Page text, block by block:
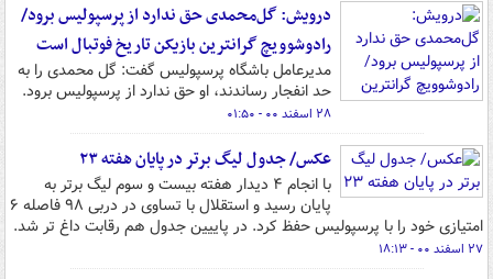
درویش: گل‌محمدی حق ندارد از پرسپولیس برود/
رادوشوویچ گرانترین بازیکن تاریخ فوتبال است
مدیرعامل باشگاه پرسپولیس گفت: گل محمدی را به
حد انفجار رساندند، او حق ندارد از پرسپولیس برود.
۲۸ اسفند ۰۰ - ۰۱:۵۰
عکس/ جدول لیگ برتر در پایان هفته ۲۳
با انجام ۴ دیدار هفته بیست و سوم لیگ برتر به
پایان رسید و استقلال با تساوی در دربی ۹۸ فاصله ۶
امتیازی خود را با پرسپولیس حفظ کرد. در پاییین جدول هم رقابت داغ تر شد.
۲۷ اسفند ۰۰ - ۱۸:۱۳